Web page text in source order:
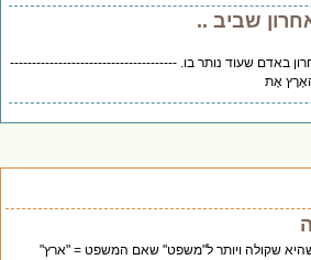
שביב ..
באדם שעוד נותר בו. --------------------------------------
אֶת
שקולה ויותר ל"משפט" שאם המשפט = "ארץ"